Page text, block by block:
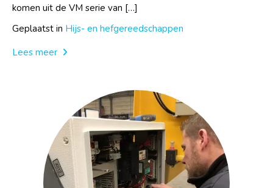
komen uit de VM serie van […]
Geplaatst in Hijs- en hefgereedschappen
Lees meer